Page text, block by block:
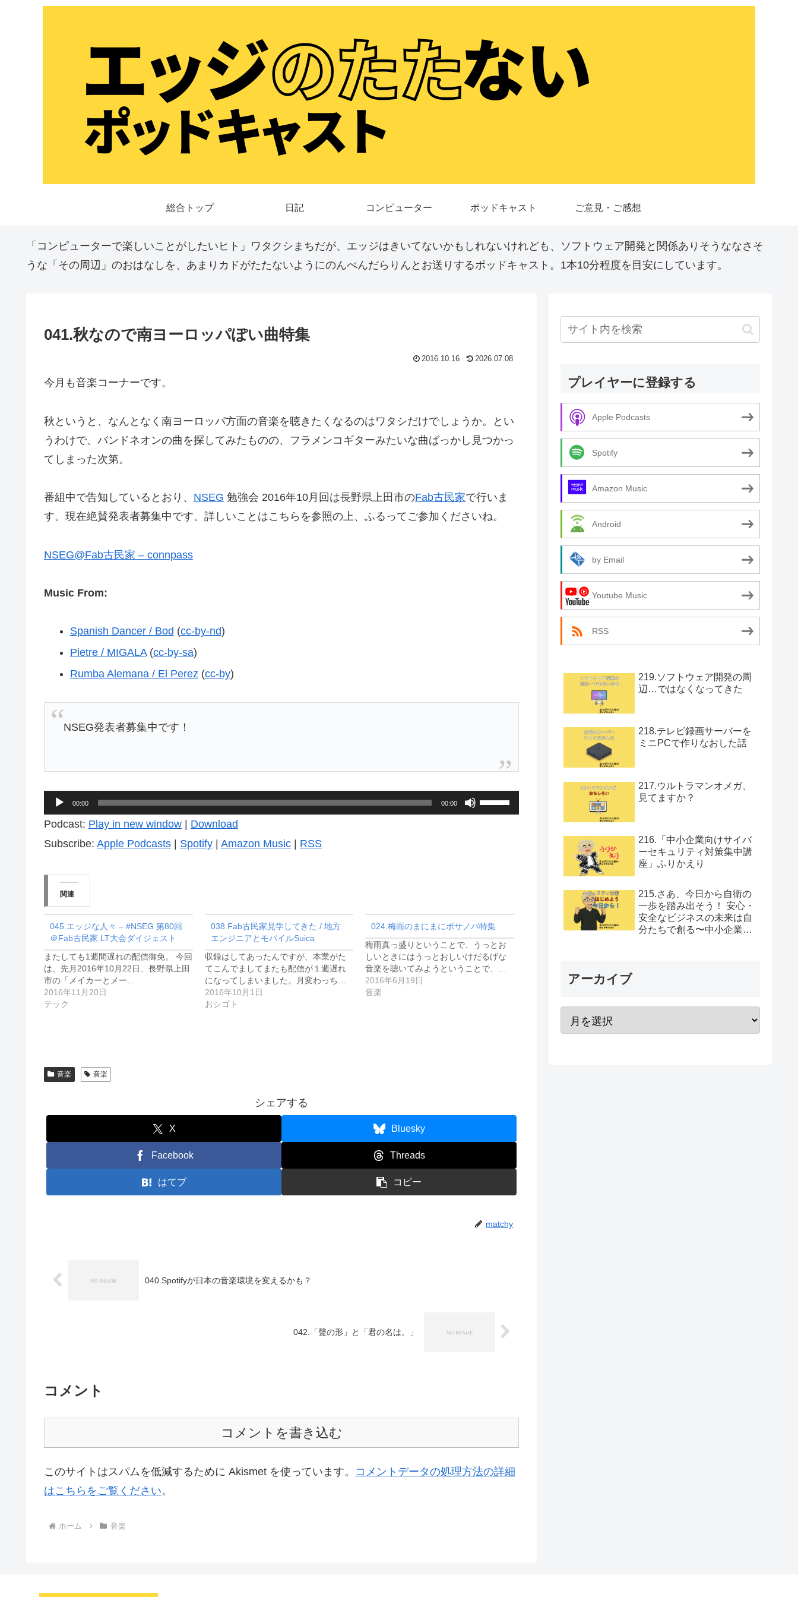
総合トップ 日記 コンピューター ポッドキャスト ご意見・ご感想
「コンピューターで楽しいことがしたいヒト」ワタクシまちだが、エッジはきいてないかもしれないけれども、ソフトウェア開発と関係ありそうななさそ
うな「その周辺」のおはなしを、あまりカドがたたないようにのんべんだらりんとお送りするポッドキャスト。1本10分程度を目安にしています。
041.秋なので南ヨーロッパぽい曲特集
2016.10.16 2026.07.08
今月も音楽コーナーです。
秋というと、なんとなく南ヨーロッパ方面の音楽を聴きたくなるのはワタシだけでしょうか。とい
うわけで、バンドネオンの曲を探してみたものの、フラメンコギターみたいな曲ばっかし見つかっ
てしまった次第。
番組中で告知しているとおり、 NSEG 勉強会 2016年10月回は長野県上田市のFab古民家で行いま
す。現在絶賛発表者募集中です。詳しいことはこちらを参照の上、ふるってご参加くださいね。
NSEG@Fab古民家 – connpass
Music From:
Spanish Dancer / Bod (cc-by-nd)
Pietre / MIGALA(cc-by-sa)
Rumba Alemana / El Perez (cc-by)
NSEG発表者募集中です！
声
プ
ー
ー
00:00 00:00
ボ
節
に
は
上
て
さ
い。
Podcast: Play in new window
Download
Subscribe: Apple Podcasts Spotify Amazon Music RSS
関連
045.エッジな人々 – #NSEG 第80回
＠Fab古民家 LT大会ダイジェスト
またしても1週間遅れの配信御免。 今回
は、先月2016年10月22日、長野県上田
市の「メイカーとメー…
2016年11月20日
テック
038.Fab古民家見学してきた / 地方
エンジニアとモバイルSuica
収録はしてあったんですが、本業がた
てこんでましてまたも配信が１週遅れ
になってしまいました。月変わっち…
2016年10月1日
おシゴト
024.梅雨のまにまにボサノバ特集
梅雨真っ盛りということで、うっとお
しいときにはうっとおしいけだるげな
音楽を聴いてみようということで、…
2016年6月19日
音楽
音楽 音楽
シェアする
X Bluesky
Facebook Threads
はてブ コピー
matchy
040.Spotifyが日本の音楽環境を変えるかも？
042.「聲の形」と「君の名は。」
コメント
コメントを書き込む
このサイトはスパムを低減するために Akismet を使っています。 コメントデータの処理方法の詳細
はこちらをご覧ください。
ホーム 音楽
プレイヤーに登録する
Apple Podcasts
Spotify
Amazon Music
Android
by Email
Youtube Music
RSS
219.ソフトウェア開発の周
辺…ではなくなってきた
218.テレビ録画サーバーを
ミニPCで作りなおした話
217.ウルトラマンオメガ、
見てますか？
216.「中小企業向けサイバ
ーセキュリティ対策集中講
座」ふりかえり
215.さあ、今日から自衛の
一歩を踏み出そう！ 安心・
安全なビジネスの未来は自
分たちで創る〜中小企業向
アーカイブ